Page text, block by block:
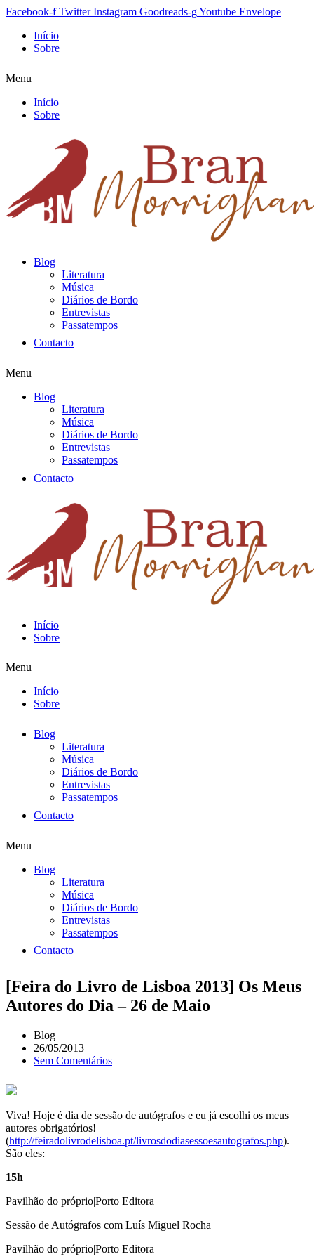
Facebook-f Twitter Instagram Goodreads-gYoutube Envelope
Início
Sobre
Menu
Início
Sobre
Blog
Literatura
Música
Diários de Bordo
Entrevistas
Passatempos
Contacto
Menu
Blog
Literatura
Música
Diários de Bordo
Entrevistas
Passatempos
Contacto
Início
Sobre
Menu
Início
Sobre
Blog
Literatura
Música
Diários de Bordo
Entrevistas
Passatempos
Contacto
Menu
Blog
Literatura
Música
Diários de Bordo
Entrevistas
Passatempos
Contacto
[Feira do Livro de Lisboa 2013] Os Meus
Autores do Dia – 26 de Maio
Blog
26/05/2013
Sem Comentários
Viva! Hoje é dia de sessão de autógrafos e eu já escolhi os meus
autores obrigatórios!
(http://feiradolivrodelisboa.pt/livrosdodiasessoesautografos.php).
São eles:
15h
Pavilhão do próprio|Porto Editora
Sessão de Autógrafos com Luís Miguel Rocha
Pavilhão do próprio|Porto Editora